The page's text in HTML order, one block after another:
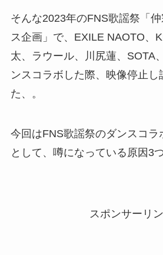
そんな2023年のFNS歌謡祭「
ス企画」で、EXILE NAOTO、
太、ラウール、川尻蓮、SOTA
ンスコラボした際、映像停止し
た、。
今回はFNS歌謡祭のダンスコラ
として、噂になっている原因3
スポンサーリ